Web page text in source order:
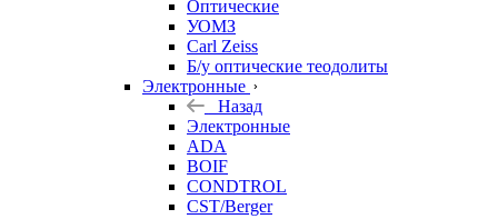
Оптические
УОМЗ
Carl Zeiss
Б/у оптические теодолиты
Электронные
Назад
Электронные
ADA
BOIF
CONDTROL
CST/Berger